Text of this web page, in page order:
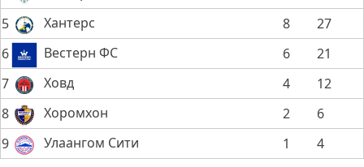
5
Хантерс 8
27
6
Вестерн ФС 6
21
7
Ховд 4
12
8
Хоромхон 2
6
9
Улаангом Сити 1 4